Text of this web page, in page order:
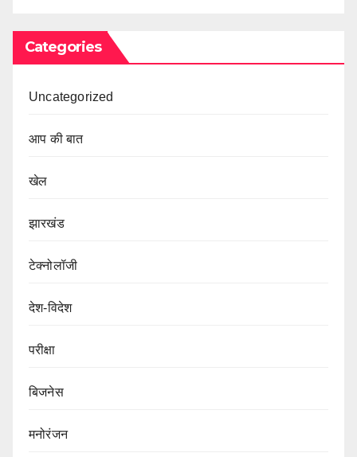
Categories
Uncategorized
आप की बात
खेल
झारखंड
टेक्नोलॉजी
देश-विदेश
परीक्षा
बिजनेस
मनोरंजन